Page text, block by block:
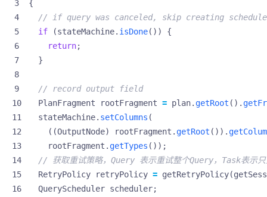
{
// if query was canceled, skip creating
if
(stateMachine. isDone())
{
return;
}
// record output field
PlanFragment
rootFragment = plan. getRoot ().
stateMachine. setColumns (
((OutputNode) rootFragment . getRoot ()).
rootFragment . getTypes ());
// 获取重试策略，Query 表示重试整个Query，Task表示只
RetryPolicy
retryPolicy = getRetryPolicy(
QueryScheduler scheduler;